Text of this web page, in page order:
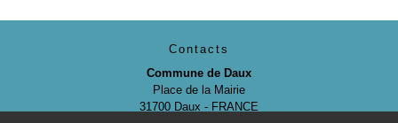
Contacts
Commune de Daux
Place de la Mairie
31700 Daux - FRANCE